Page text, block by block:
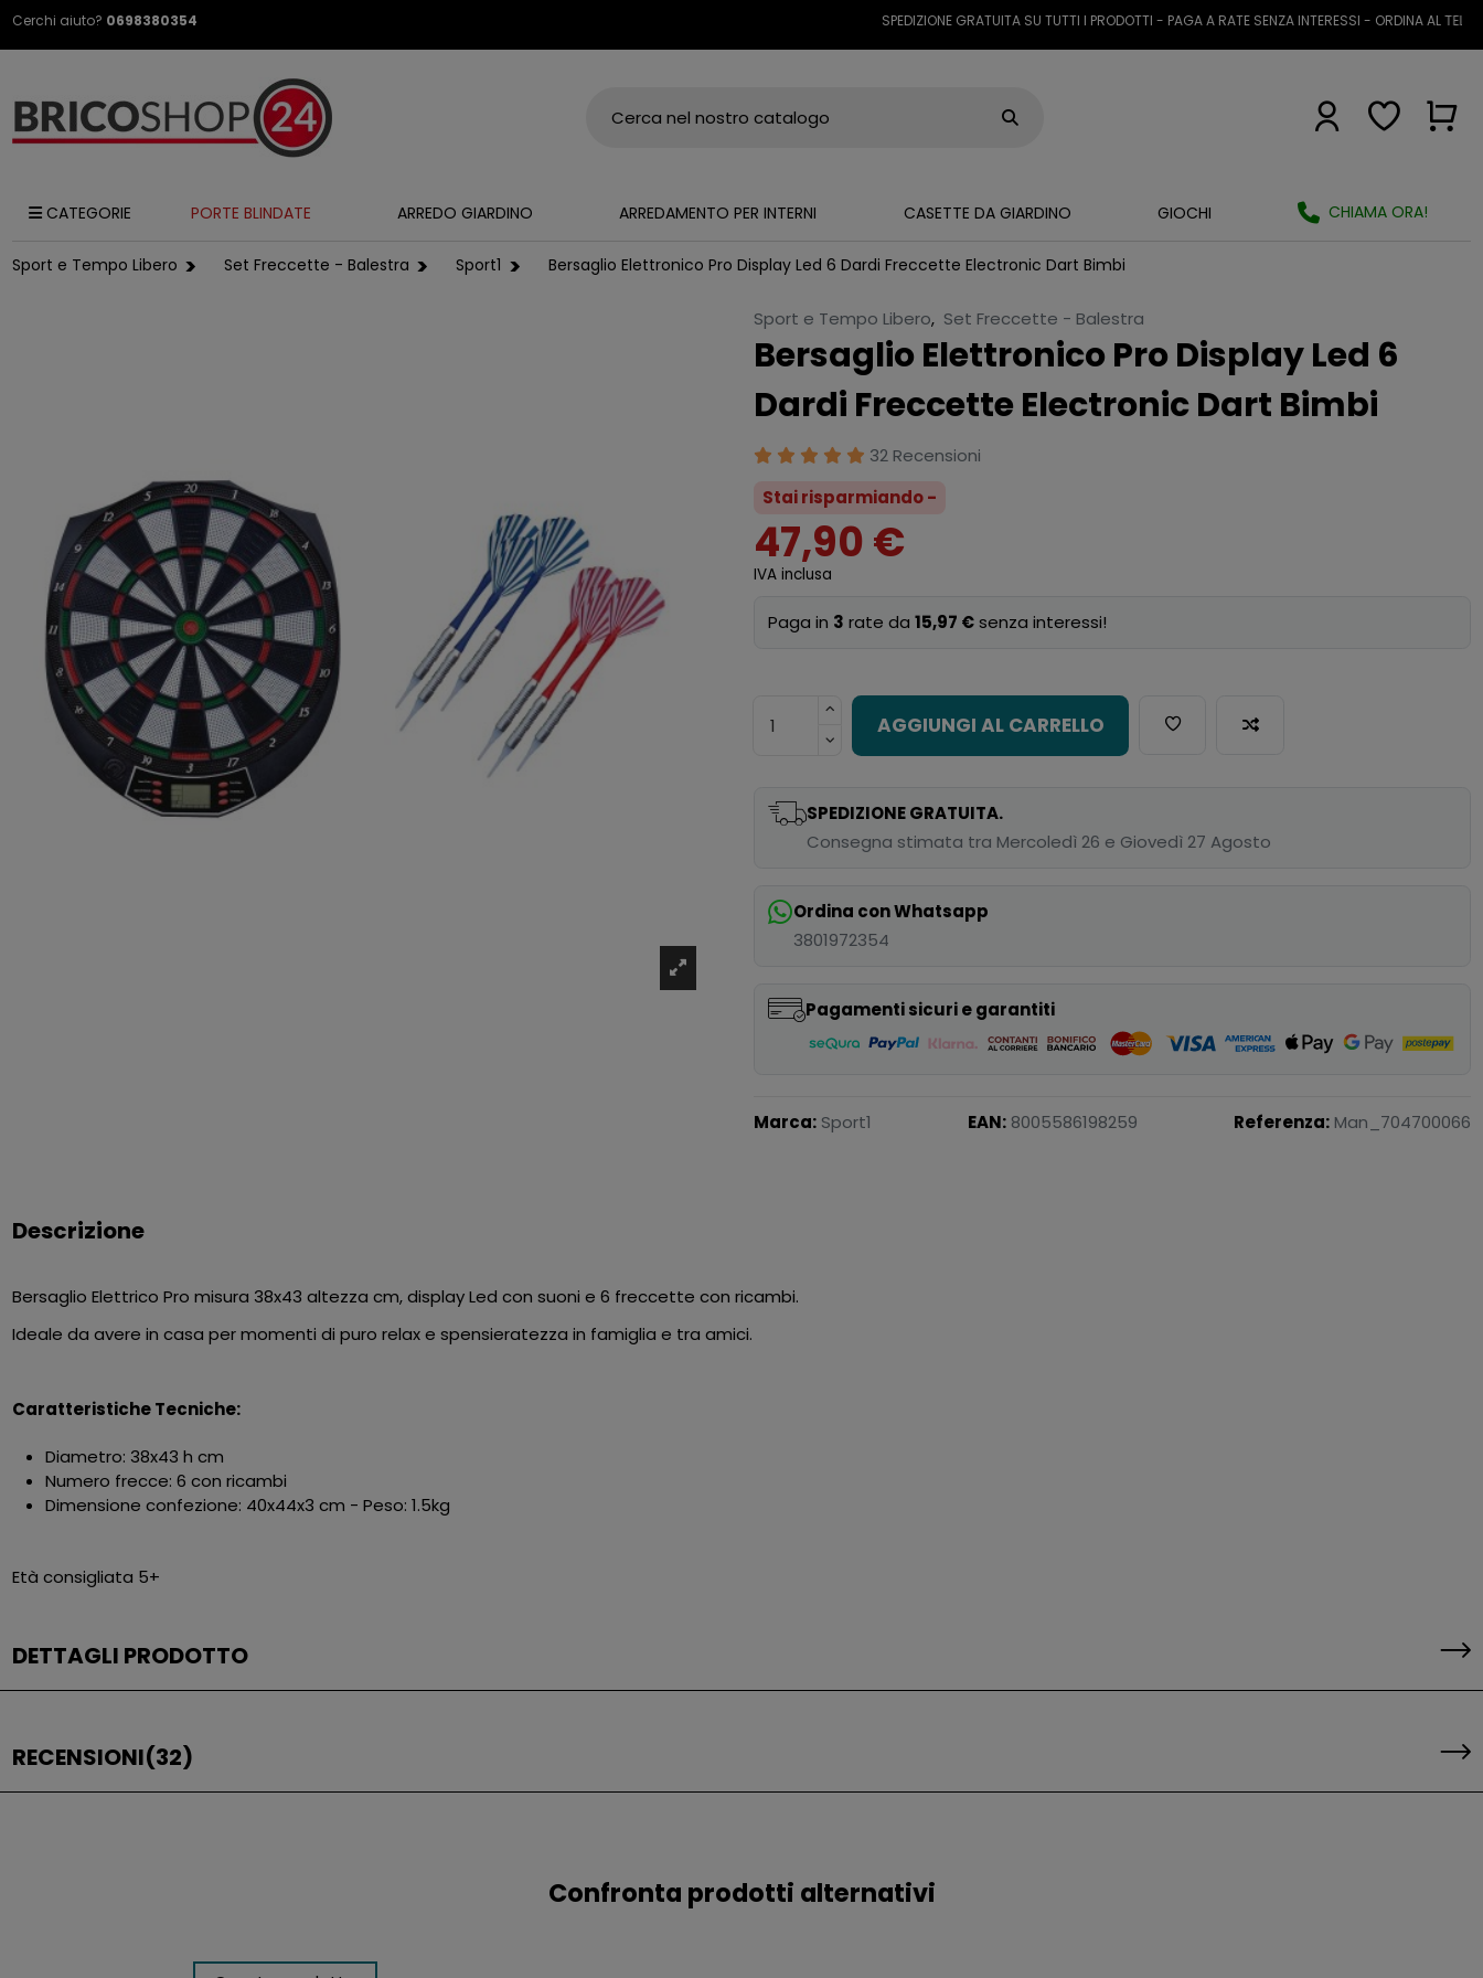
Cerchi aiuto? 0698380354 SPEDIZIONE GRATUITA SU TUTTI I PRODOTTI - PAGA A RATE SENZA INTERESSI - ORDINA AL TELEFONO O
CATEGORIE PORTE BLINDATE ARREDO GIARDINO ARREDAMENTO PER INTERNI CASETTE DA GIARDINO GIOCHI CHIAMA ORA!
Sport e Tempo Libero Set Freccette - Balestra Sport1 Bersaglio Elettronico Pro Display Led 6 Dardi Freccette Electronic Dart Bimbi
Sport e Tempo Libero, Set Freccette - Balestra
Bersaglio Elettronico Pro Display Led 6
Dardi Freccette Electronic Dart Bimbi
32 Recensioni
Stai risparmiando -
47,90 €
IVA inclusa
Paga in 3 rate da15,97 €senza interessi!
AGGIUNGI AL CARRELLO
SPEDIZIONE GRATUITA.
Consegna stimata tra Mercoledì 26 e Giovedì 27 Agosto
Ordina con Whatsapp
3801972354
Pagamenti sicuri e garantiti
Marca: Sport1 EAN: 8005586198259 Referenza: Man_704700066
Descrizione
Bersaglio Elettrico Pro misura 38x43 altezza cm, display Led con suoni e 6 freccette con ricambi.
Ideale da avere in casa per momenti di puro relax e spensieratezza in famiglia e tra amici.
Caratteristiche Tecniche:
Diametro: 38x43 h cm
Numero frecce: 6 con ricambi
Dimensione confezione: 40x44x3 cm - Peso: 1.5kg
Età consigliata 5+
DETTAGLI PRODOTTO
RECENSIONI(32)
Confronta prodotti alternativi